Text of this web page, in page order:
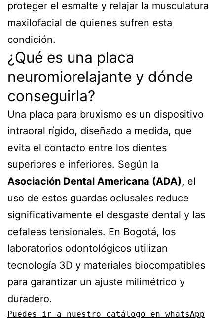
proteger el esmalte y relajar la musculatura
maxilofacial de quienes sufren esta
condición.
¿Qué es una placa
neuromiorelajante y dónde
conseguirla?
Una placa para bruxismo es un dispositivo
intraoral rígido, diseñado a medida, que
evita el contacto entre los dientes
superiores e inferiores. Según la
Asociación Dental Americana (ADA), el
uso de estos guardas oclusales reduce
significativamente el desgaste dental y las
cefaleas tensionales. En Bogotá, los
laboratorios odontológicos utilizan
tecnología 3D y materiales biocompatibles
para garantizar un ajuste milimétrico y
duradero.
Puedes ir a nuestro catálogo en whatsApp